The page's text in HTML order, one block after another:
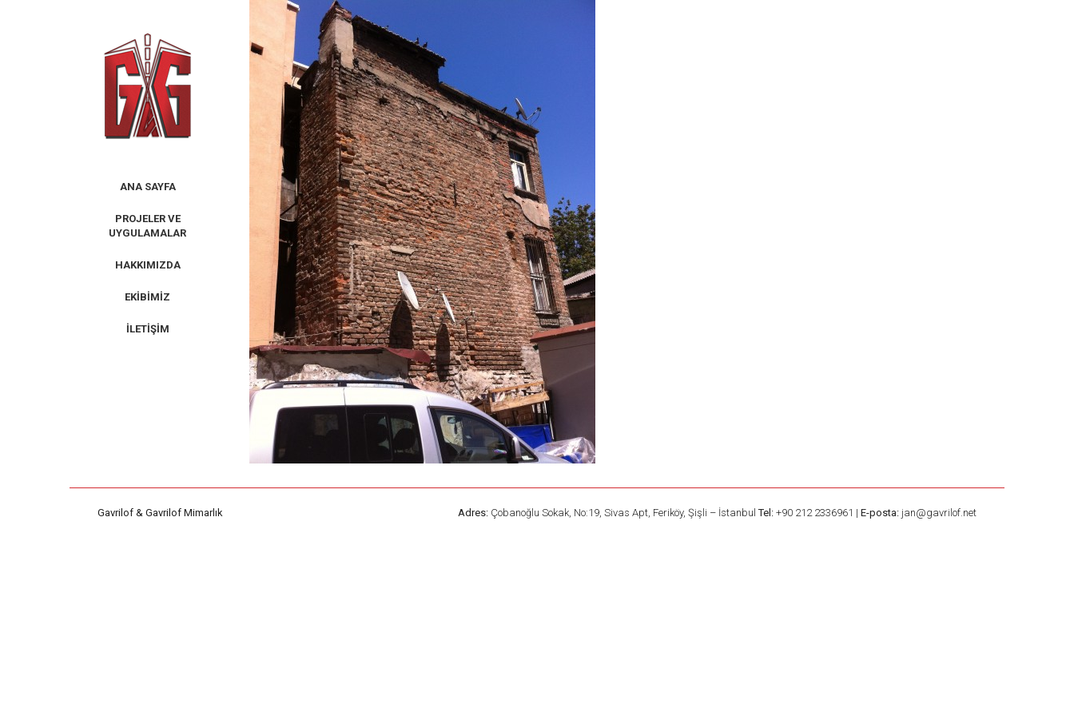
ANA SAYFA
PROJELER VE
UYGULAMALAR
HAKKIMIZDA
EKIBIMIZ
İLETIŞIM
Gavrilof & Gavrilof Mimarlık Adres:Çobanoğlu Sokak, No:19, Sivas Apt, Feriköy, Şişli – İstanbulTel:+90 212 2336961 | E-posta:jan@gavrilof.net